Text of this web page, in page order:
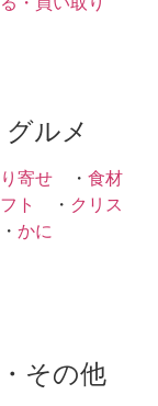
ルメ
寄せ ・ 食材
ト ・ クリス
かに
その他